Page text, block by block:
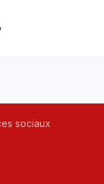
sociaux